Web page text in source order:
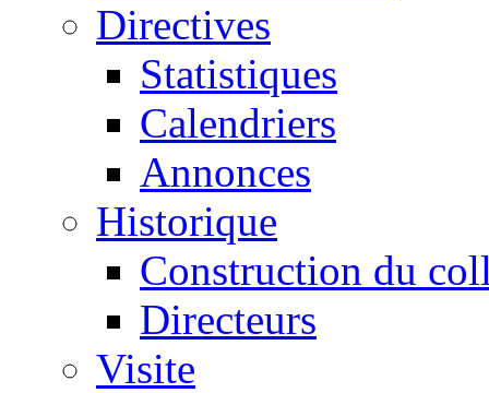
Directives
Statistiques
Calendriers
Annonces
Historique
Construction du
Directeurs
Visite